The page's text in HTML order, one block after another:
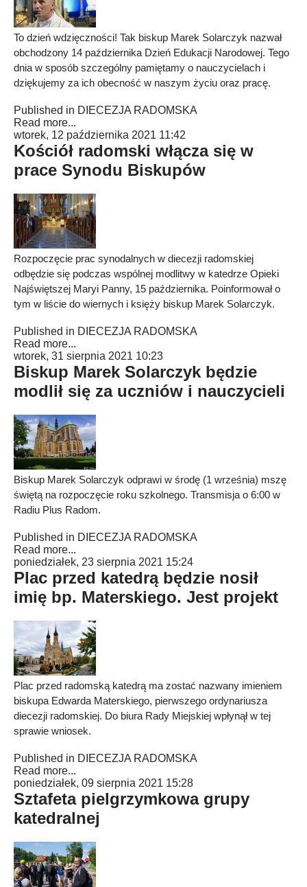
To dzień wdzięczności! Tak biskup Marek Solarczyk nazwał
obchodzony 14 października Dzień Edukacji Narodowej. Tego
dnia w sposób szczególny pamiętamy o nauczycielach i
dziękujemy za ich obecność w naszym życiu oraz pracę.
Published in DIECEZJA RADOMSKA
Read more...
wtorek, 12 października 2021 11:42
Kościół radomski włącza się w
prace Synodu Biskupów
Rozpoczęcie prac synodalnych w diecezji radomskiej
odbędzie się podczas wspólnej modlitwy w katedrze Opieki
Najświętszej Maryi Panny, 15 października. Poinformował o
tym w liście do wiernych i księży biskup Marek Solarczyk.
Published in DIECEZJA RADOMSKA
Read more...
wtorek, 31 sierpnia 2021 10:23
Biskup Marek Solarczyk będzie
modlił się za uczniów i nauczycieli
Biskup Marek Solarczyk odprawi w środę (1 września) mszę
świętą na rozpoczęcie roku szkolnego. Transmisja o 6:00 w
Radiu Plus Radom.
Published in DIECEZJA RADOMSKA
Read more...
poniedziałek, 23 sierpnia 2021 15:24
Plac przed katedrą będzie nosił
imię bp. Materskiego. Jest projekt
Plac przed radomską katedrą ma zostać nazwany imieniem
biskupa Edwarda Materskiego, pierwszego ordynariusza
diecezji radomskiej. Do biura Rady Miejskiej wpłynął w tej
sprawie wniosek.
Published in DIECEZJA RADOMSKA
Read more...
poniedziałek, 09 sierpnia 2021 15:28
Sztafeta pielgrzymkowa grupy
katedralnej